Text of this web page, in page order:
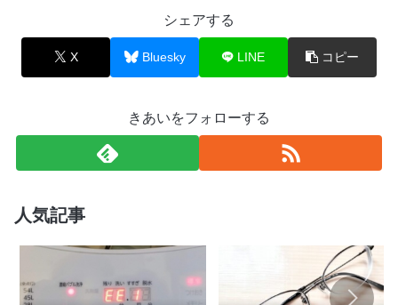
シェアする
X Bluesky LINE コピー
きあいをフォローする
人気記事